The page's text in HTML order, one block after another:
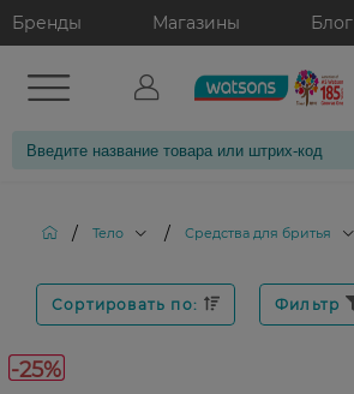
Бренды Магазины Блог
/ Тело / Средства для бритья
Сортировать по: Фильтр
-25%